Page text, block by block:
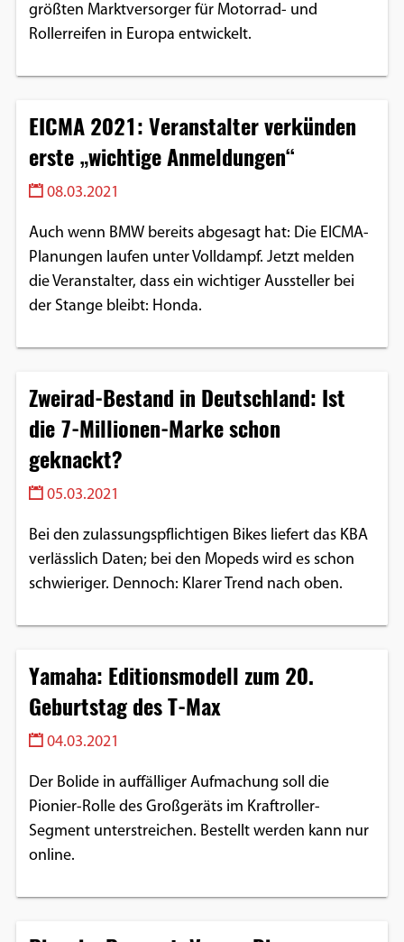
größten Marktversorger für Motorrad- und
Rollerreifen in Europa entwickelt.
EICMA 2021: Veranstalter verkünden
erste „wichtige Anmeldungen“
08.03.2021
Auch wenn BMW bereits abgesagt hat: Die EICMA-
Planungen laufen unter Volldampf. Jetzt melden
die Veranstalter, dass ein wichtiger Aussteller bei
der Stange bleibt: Honda.
Zweirad-Bestand in Deutschland: Ist
die 7-Millionen-Marke schon
geknackt?
05.03.2021
Bei den zulassungspflichtigen Bikes liefert das KBA
verlässlich Daten; bei den Mopeds wird es schon
schwieriger. Dennoch: Klarer Trend nach oben.
Yamaha: Editionsmodell zum 20.
Geburtstag des T-Max
04.03.2021
Der Bolide in auffälliger Aufmachung soll die
Pionier-Rolle des Großgeräts im Kraftroller-
Segment unterstreichen. Bestellt werden kann nur
online.